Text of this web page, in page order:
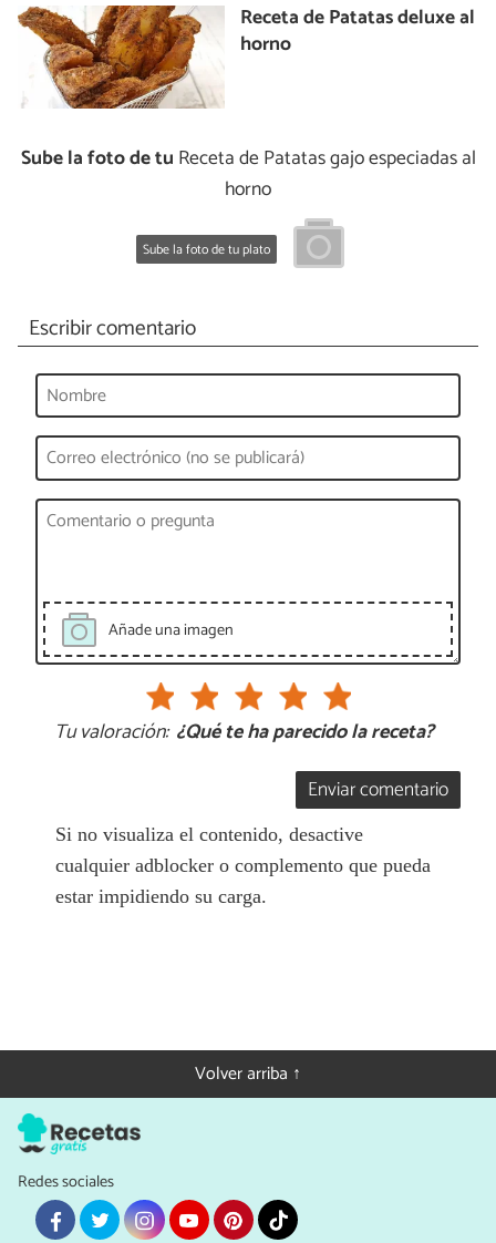
Receta de Patatas deluxe al
horno
Sube la foto de tu Receta de Patatas gajo especiadas al
horno
Sube la foto de tu plato
Escribir comentario
Añade una imagen
Tu valoración: ¿Qué te ha parecido la receta?
Enviar comentario
Si no visualiza el contenido, desactive
cualquier adblocker o complemento que pueda
estar impidiendo su carga.
Volver arriba ↑
Redes sociales